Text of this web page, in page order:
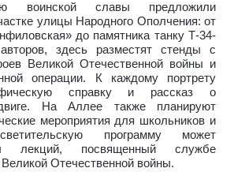
воинской славы предложили
улицы Народного Ополчения: от
до памятника танку Т-34-
здесь разместят стенды с
Великой Отечественной войны и
операции. К каждому портрету
справку и рассказ о
На Аллее также планируют
мероприятия для школьников и
программу может
лекций, посвященный службе
Отечественной войны.